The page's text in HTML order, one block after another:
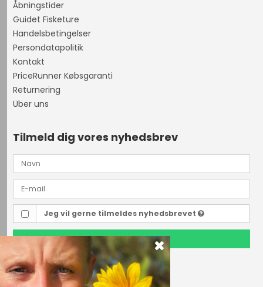
Åbningstider
Guidet Fisketure
Handelsbetingelser
Persondatapolitik
Kontakt
PriceRunner Købsgaranti
Returnering
Über uns
Tilmeld dig vores nyhedsbrev
Jeg vil gerne tilmeldes nyhedsbrevet
TILMELD
Outdoor i Centrum